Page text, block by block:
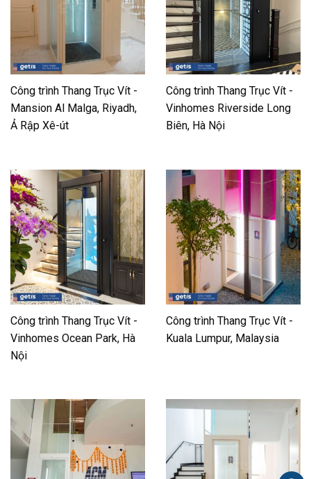
Công trình Thang Trục Vít -
Mansion Al Malga, Riyadh,
Ả Rập Xê-út
Công trình Thang Trục Vít -
Vinhomes Riverside Long
Biên, Hà Nội
Công trình Thang Trục Vít -
Vinhomes Ocean Park, Hà
Nội
Công trình Thang Trục Vít -
Kuala Lumpur, Malaysia